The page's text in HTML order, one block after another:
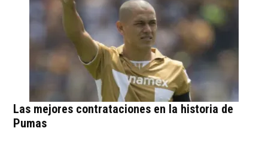
Las mejores contrataciones en la historia de
Pumas